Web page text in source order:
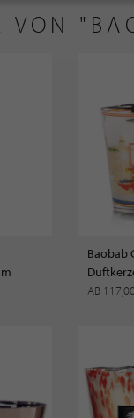
VON
Baobab
AB